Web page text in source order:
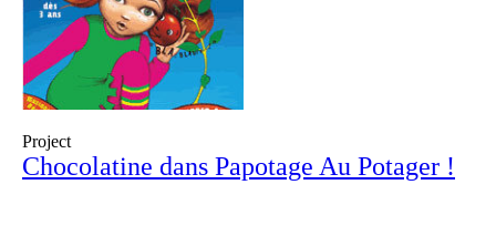
Project
Chocolatine dans Papotage Au Potager !